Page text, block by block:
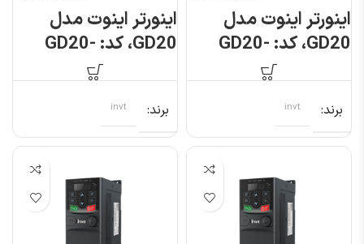
اینورتر اینوت مدل
GD20، کد: GD20-
برند invt
اینورتر اینوت مدل
GD20، کد: GD20-
برند invt